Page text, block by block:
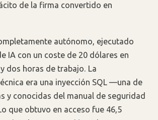
de la firma convertido en
autónomo, ejecutado
IA con un coste de 20 dólares en
dos horas de trabajo. La
era una inyección SQL —una de
y conocidas del manual de seguridad
que obtuvo en acceso fue 46,5